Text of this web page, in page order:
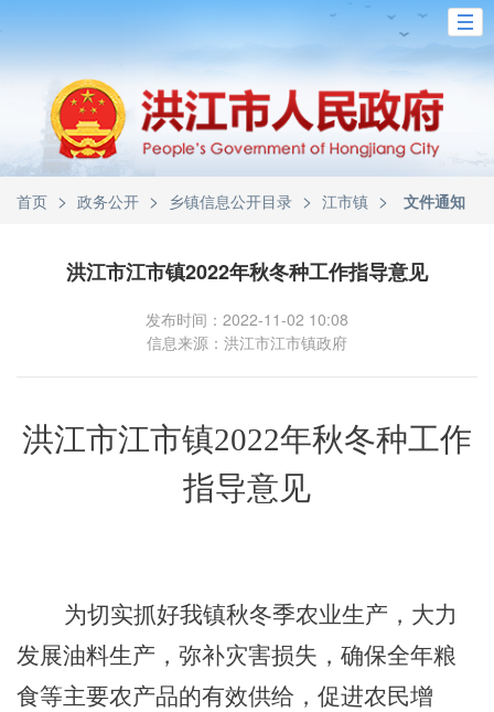
首页 > 政务公开 > 乡镇信息公开目录 > 江市镇 > 文件通知
洪江市江市镇2022年秋冬种工作指导意见
发布时间：2022-11-02 10:08
信息来源：洪江市江市镇政府
洪江市江市镇2022年秋冬种工作
指导意见
为切实抓好我镇秋冬季农业生产，大力
发展油料生产，弥补灾害损失，确保全年粮
食等主要农产品的有效供给，促进农民增